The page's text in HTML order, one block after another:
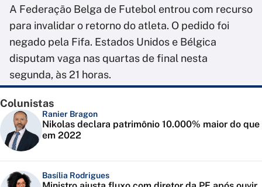
A Federação Belga de Futebol entrou com recurso
para invalidar o retorno do atleta. O pedido foi
negado pela Fifa. Estados Unidos e Bélgica
disputam vaga nas quartas de final nesta
segunda, às 21 horas.
Colunistas
Ranier Bragon
Nikolas declara patrimônio 10.000% maior do que
em 2022
Basília Rodrigues